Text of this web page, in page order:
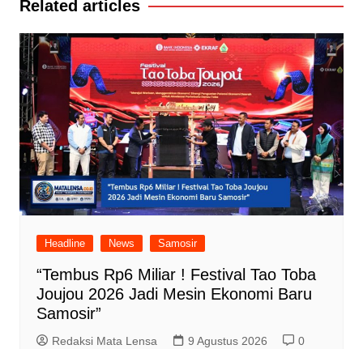
Related articles
Headline News Samosir
“Tembus Rp6 Miliar ! Festival Tao Toba
Joujou 2026 Jadi Mesin Ekonomi Baru
Samosir”
Redaksi Mata Lensa 9 Agustus 2026 0